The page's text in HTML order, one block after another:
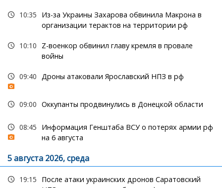
10:35
Из-за Украины Захарова обвинила Макрона в
организации терактов на территории рф
10:10
Z-военкор обвинил главу кремля в провале
войны
09:40 Дроны атаковали Ярославский НПЗ в рф
09:00 Оккупанты продвинулись в Донецкой области
08:45
Информация Генштаба ВСУ о потерях армии рф
на 6 августа
5 августа 2026, среда
19:15
После атаки украинских дронов Саратовский